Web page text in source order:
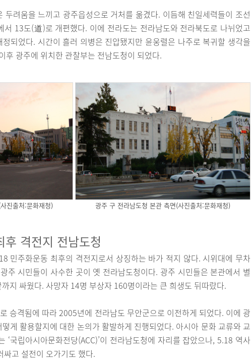
두려움을 느끼고 광주읍성으로 거처를 옮겼다. 이듬해 친일세력들이 조선
서 13도(道)로 개편했다. 이에 전라도는 전라남도와 전라북도로 나뉘었고
되었다. 시간이 흘러 의병은 진압됐지만 윤웅렬은 나주로 복귀할 생각을
후 광주에 위치한 관찰부는 전남도청이 되었다.
진출처:문화재청) 광주 구 전라남도청 본관 측면(사진출처:문화재청)
격전지 전남도청
민주화운동 최후의 격전지로서 상징하는 바가 적지 않다. 시위대에 무차
주 시민들이 사수한 곳이 옛 전라남도청이다. 광주 시민들은 본관에서 별
지 싸웠다. 사망자 14명 부상자 160명이라는 큰 희생도 뒤따랐다.
승격됨에 따라 2005년에 전라남도 무안군으로 이전하게 되었다. 이에 광
게 활용할지에 대한 논의가 활발하게 진행되었다. 아시아 문화 교류와 교
‘국립아시아문화전당(ACC)’이 전라남도청에 자리를 잡았으나, 5.18 역사
고 설전이 오가기도 했다.